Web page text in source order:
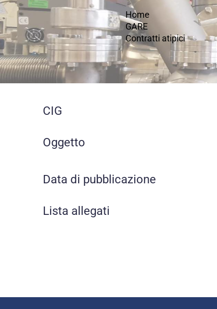
Home
GARE
Contratti atipici
CIG
Oggetto
Data di pubblicazione
Lista allegati